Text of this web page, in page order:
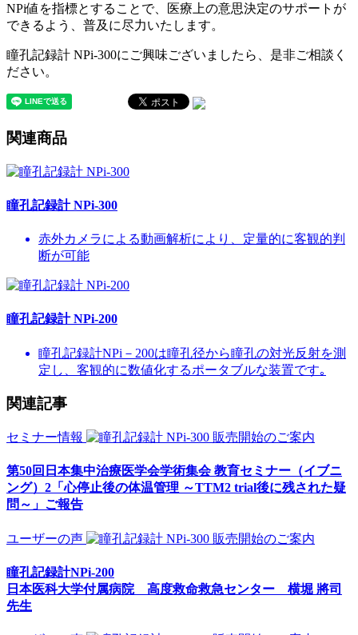
NPi値を指標とすることで、医療上の意思決定のサポートが
できるよう、普及に尽力いたします。
瞳孔記録計 NPi-300にご興味ございましたら、是非ご相談く
ださい。
関連商品
瞳孔記録計 NPi-300
赤外カメラによる動画解析により、定量的に客観的判
断が可能
瞳孔記録計 NPi-200
瞳孔記録計NPi－200は瞳孔径から瞳孔の対光反射を測
定し、客観的に数値化するポータブルな装置です｡
関連記事
セミナー情報
第50回日本集中治療医学会学術集会 教育セミナー（イブニ
ング）2「心停止後の体温管理 ～TTM2 trial後に残された疑
問～」ご報告
ユーザーの声
瞳孔記録計NPi-200
日本医科大学付属病院 高度救命救急センター 横堀 將司
先生